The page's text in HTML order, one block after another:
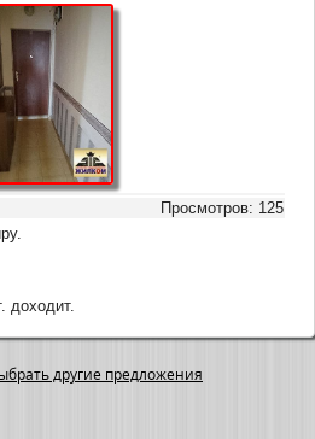
Просмотров: 125
доходит.
другие предложения